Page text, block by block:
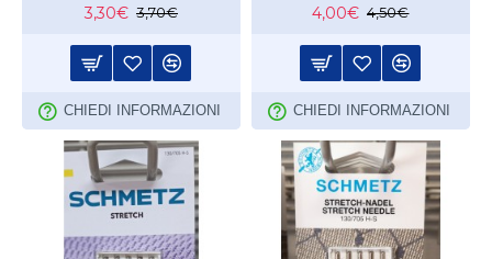
3,30€ 3,70€
CHIEDI INFORMAZIONI
4,00€ 4,50€
CHIEDI INFORMAZIONI